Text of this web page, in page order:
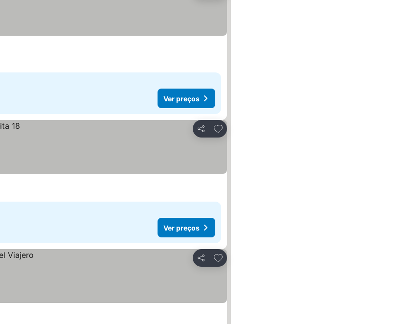
Ver preços
Partilhar
Adicionar aos favoritos
Ver preços
Partilhar
Adicionar aos favoritos